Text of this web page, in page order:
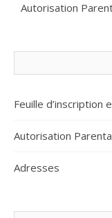
Autorisation
Feuille d’inscription
Autorisation
Adresses